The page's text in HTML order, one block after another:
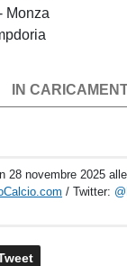
Monza
IN
28 novembre 2025
/ Twitter: